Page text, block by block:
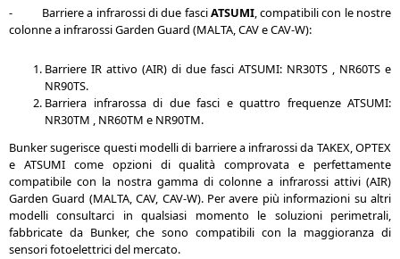
- Barriere a infrarossi di due fasciATSUMI, compatibili con le nostre
colonne a infrarossi Garden Guard (MALTA, CAV e CAV-W):
Barriere IR attivo (AIR) di due fasci ATSUMI: NR30TS , NR60TS e
NR90TS.
Barriera infrarossa di due fasci e quattro frequenze ATSUMI:
NR30TM , NR60TM e NR90TM.
Bunker sugerisce questi modelli di barriere a infrarossi da TAKEX, OPTEX
e ATSUMI come opzioni di qualità comprovata e perfettamente
compatibile con la nostra gamma di colonne a infrarossi attivi (AIR)
Garden Guard (MALTA, CAV, CAV-W). Per avere più informazioni su altri
modelli consultarci in qualsiasi momento le soluzioni perimetrali,
fabbricate da Bunker, che sono compatibili con la maggioranza di
sensori fotoelettrici del mercato.